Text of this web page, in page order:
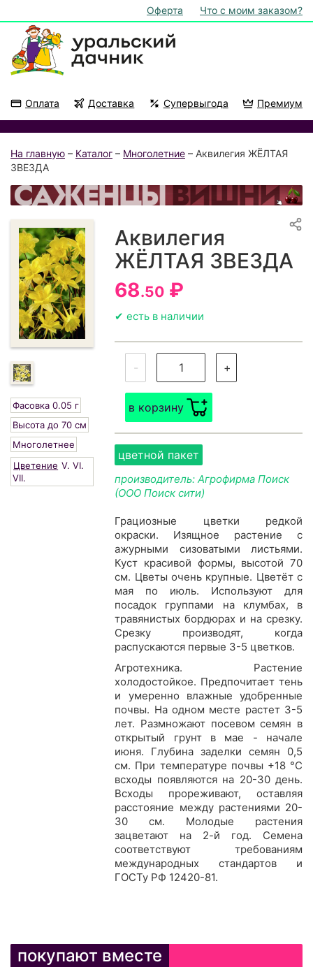
Оферта Что с моим заказом?
Оплата Доставка Супервыгода Премиум
На главную – Каталог – Многолетние – Аквилегия ЖЁЛТАЯ
ЗВЕЗДА
Фасовка 0.05 г
Высота до 70 см
Многолетнее
Цветение V. VI.
VII.
Аквилегия
ЖЁЛТАЯ ЗВЕЗДА
68.50 ₽
✔ есть в наличии
- +
в корзину
цветной пакет
производитель: Агрофирма Поиск
(ООО Поиск сити)
Грациозные цветки редкой
окраски. Изящное растение с
ажурными сизоватыми листьями.
Куст красивой формы, высотой 70
см. Цветы очень крупные. Цветёт с
мая по июль. Используют для
посадок группами на клумбах, в
травянистых бордюрах и на срезку.
Срезку производят, когда
распускаются первые 3-5 цветков.
Агротехника. Растение
холодостойкое. Предпочитает тень
и умеренно влажные удобренные
почвы. На одном месте растет 3-5
лет. Размножают посевом семян в
открытый грунт в мае - начале
июня. Глубина заделки семян 0,5
см. При температуре почвы +18 °C
всходы появляются на 20-30 день.
Всходы прореживают, оставляя
расстояние между растениями 20-
30 см. Молодые растения
зацветают на 2-й год. Семена
соответствуют требованиям
международных стандартов и
ГОСТу РФ 12420-81.
покупают вместе